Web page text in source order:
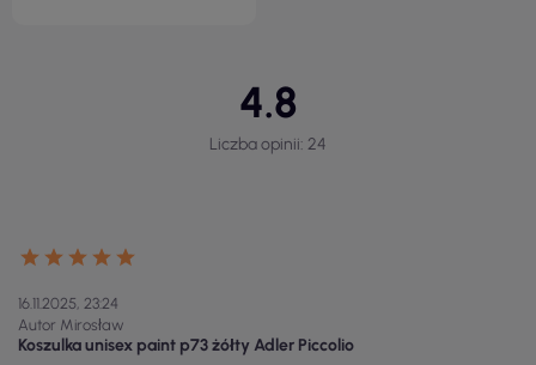
4.8
Liczba opinii: 24
16.11.2025, 23:24
Autor Mirosław
Koszulka unisex paint p73 żółty Adler Piccolio